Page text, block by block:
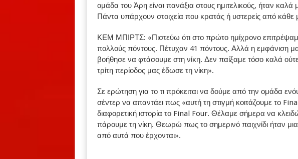
ομάδα του Άρη είναι πανάξια στους ημιτελικούς, ήταν
Πάντα υπάρχουν στοιχεία που κρατάς ή υστερείς από κάθε
ΚΕΜ ΜΠΙΡΤΣ: «Πιστεύω ότι στο πρώτο ημίχρονο
πολλούς πόντους. Πέτυχαν 41 πόντους. Αλλά η εμφάνιση
βοήθησε να φτάσουμε στη νίκη. Δεν παίξαμε τόσο καλά
τρίτη περίοδος μας έδωσε τη νίκη».
Σε ερώτηση για το τι πρόκειται να δούμε από την ομάδα
σέντερ να απαντάει πως «αυτή τη στιγμή κοιτάζουμε το
διαφορετική ιστορία το Final Four. Θέλαμε σήμερα να
πάρουμε τη νίκη. Θεωρώ πως το σημερινό παιχνίδι ήταν μια
από αυτά που έρχονται».